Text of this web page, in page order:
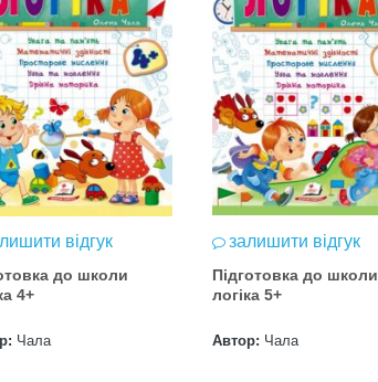
відгук
до школи
4+
Чала
залишити відгук
Підготовка до школи
логіка 5+
Автор: Чала